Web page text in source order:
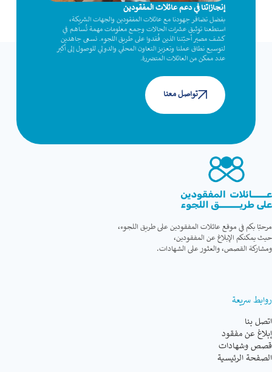
إنجازاتنا في دعم عائلات المفقودين
بفضل تضافر جهودنا مع عائلات المفقودين والجهات الشريكة،
استطعنا توثيق عشرات الحالات وجمع معلومات مهمة تُساهم في
كشف مصير أحبّتنا الذين فُقدوا على طريق اللجوء. نسعى جاهدين
لتوسيع نطاق عملنا وتعزيز التعاون المحلي والدولي للوصول إلى أكبر
عدد ممكن من العائلات المتضررة.
تواصل معنا
مرحبًا بكم في موقع عائلات المفقودين على طريق اللجوء،
حيث يمكنكم الإبلاغ عن المفقودين،
ومشاركة القصص، والعثور على الشهادات.
روابط سريعة
اتصل بنا
إبلاغ عن مفقود
قصص وشهادات
الصفحة الرئيسية